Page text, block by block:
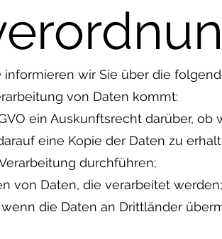
informieren wir Sie über die
von Daten kommt:
ein Auskunftsrecht darüber,
eine Kopie der Daten zu
durchführen;
von Daten, die verarbeitet werden;
die Daten an Drittländer